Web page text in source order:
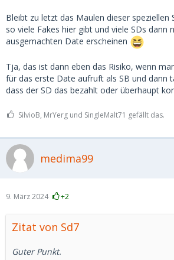
Bleibt zu letzt das Maulen dieser speziellen
so viele Fakes hier gibt und viele SDs dann
ausgemachten Date erscheinen
Tja, das ist dann eben das Risiko, wenn
für das erste Date aufruft als SB und dann
dass der SD das bezahlt oder überhaupt
SilvioB, MrYerg und SingleMalt71 gefällt das.
medima99
9. März 2024 +2
Zitat von Sd7
Guter Punkt.